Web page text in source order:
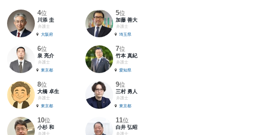
4位
川添 圭
弁護士
大阪府
5位
加藤 善大
弁護士
埼玉県
6位
泉 亮介
弁護士
東京都
7位
竹本 真紀
弁護士
愛知県
8位
大橋 卓生
弁護士
東京都
9位
三村 勇人
弁護士
東京都
10位
小杉 和
弁護士
11位
白井 弘昭
弁護士